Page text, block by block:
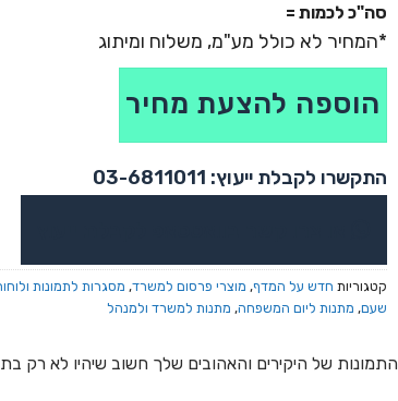
סה"כ לכמות =
הוספה להצעת מחיר
התקשרו לקבלת ייעוץ: 03-6811011
קטגוריות חדש על המדף, מוצרי פרסום למשרד, מסגרות לתמונות
שעם, מתנות ליום המשפחה, מתנות למשרד ולמנהל
התמונות של היקירים והאהובים שלך חשוב שיהיו לא רק